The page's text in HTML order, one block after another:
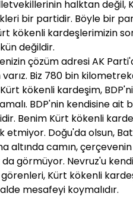
halktan değil,
bir partidir. Böyle bir
kökenli kardeşlerimizin
değildir.
çözüm adresi AK
varız. Biz 780 bin
kökenli kardeşim,
BDP'nin kendisine ait
Benim Kürt kökenli
etmiyor. Doğu'da olsun,
camın, çerçevenin
görmüyor. Nevruz'u
Kürt kökenli
mesafeyi koymalıdır.